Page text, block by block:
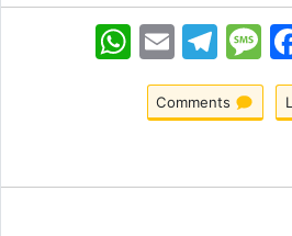
WhatsApp EmailTelegramMessage
Comments